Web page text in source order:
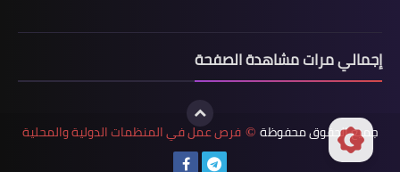
إجمالي مرات مشاهدة الصفحة
جميع الحقوق محفوظة © فرص عمل في المنظمات الدولية والمحلية